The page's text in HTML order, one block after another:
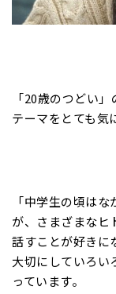
「20歳のつどい
テーマをとても気
「中学生の頃は
が、さまざまなヒ
話すことが好きに
大切にしていろい
っています。